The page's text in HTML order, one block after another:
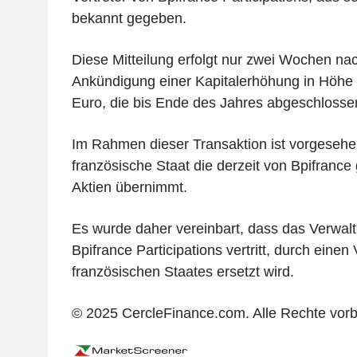
bekannt gegeben.
Diese Mitteilung erfolgt nur zwei Wochen
Ankündigung einer Kapitalerhöhung in
Euro, die bis Ende des Jahres
Im Rahmen dieser Transaktion ist
französische Staat die derzeit von Bpifrance
Aktien übernimmt.
Es wurde daher vereinbart, dass das
Bpifrance Participations vertritt, durch einen
französischen Staates ersetzt wird.
© 2025 CercleFinance.com. Alle Rechte